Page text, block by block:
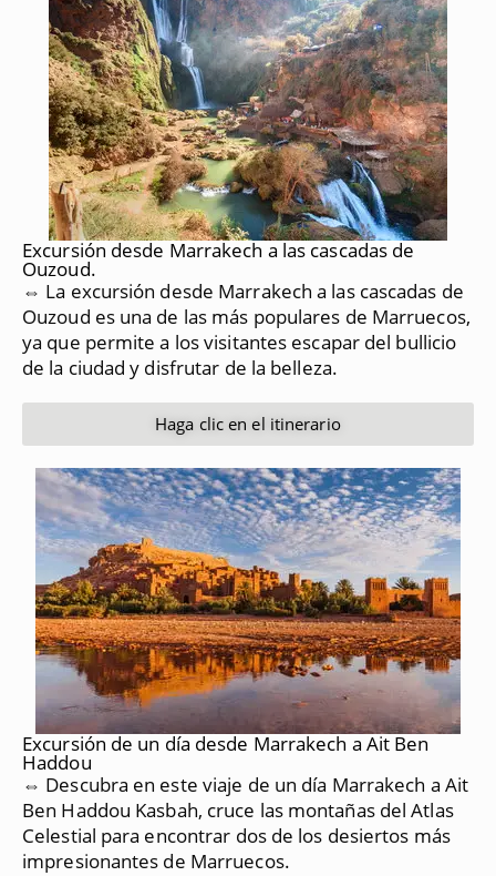
Excursión desde Marrakech a las cascadas de
Ouzoud.
⇔ La excursión desde Marrakech a las cascadas de
Ouzoud es una de las más populares de Marruecos,
ya que permite a los visitantes escapar del bullicio
de la ciudad y disfrutar de la belleza.
Haga clic en el itinerario
Excursión de un día desde Marrakech a Ait Ben
Haddou
⇔ Descubra en este viaje de un día Marrakech a Ait
Ben Haddou Kasbah, cruce las montañas del Atlas
Celestial para encontrar dos de los desiertos más
impresionantes de Marruecos.